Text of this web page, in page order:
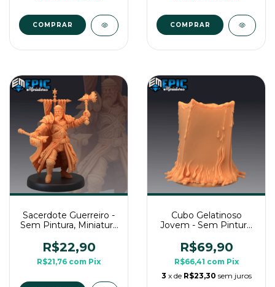
COMPRAR COMPRAR
Sacerdote Guerreiro -
Sem Pintura, Miniatura
Mesa
R$22,90
R$21,76 com Pix
Cubo Gelatinoso
Jovem - Sem Pintura,
Para Rpg de Mesa
R$69,90
R$66,41 com Pix
3 x de R$23,30 sem juros